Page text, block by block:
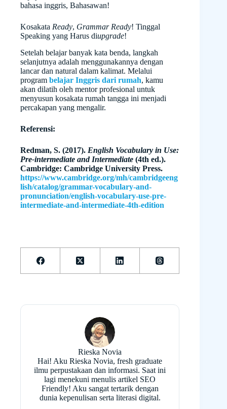
bahasa inggris, Bahasawan!
Kosakata Ready, Grammar Ready! Tinggal
Speaking yang Harus diupgrade!
Setelah belajar banyak kata benda, langkah
selanjutnya adalah menggunakannya dengan
lancar dan natural dalam kalimat. Melalui
program belajar Inggris dari rumah, kamu
akan dilatih oleh mentor profesional untuk
menyusun kosakata rumah tangga ini menjadi
percakapan yang mengalir.
Referensi:
Redman, S. (2017). English Vocabulary in Use:
Pre-intermediate and Intermediate (4th ed.).
Cambridge: Cambridge University Press.
https://www.cambridge.org/mh/cambridgeeng
lish/catalog/grammar-vocabulary-and-
pronunciation/english-vocabulary-use-pre-
intermediate-and-intermediate-4th-edition
Rieska Novia
Hai! Aku Rieska Novia, fresh graduate
ilmu perpustakaan dan informasi. Saat ini
lagi menekuni menulis artikel SEO
Friendly! Aku sangat tertarik dengan
dunia kepenulisan serta literasi digital.